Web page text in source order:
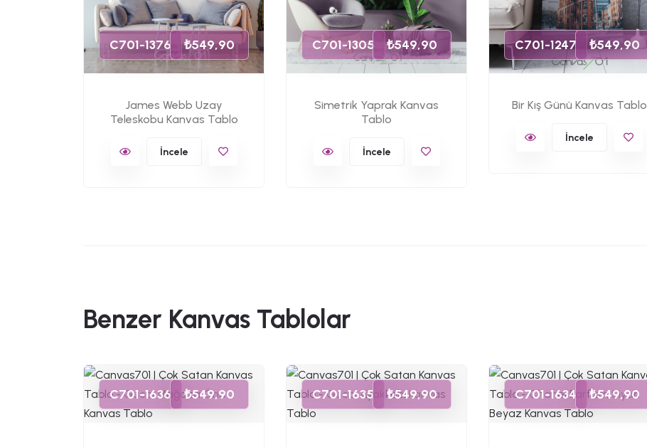
C701-1376 ₺549,90
James Webb Uzay
Teleskobu Kanvas Tablo
İncele
C701-1305 ₺549,90
Simetrik Yaprak Kanvas
Tablo
İncele
C701-1247 ₺549,90
Bir Kış Günü Kanvas Tablo
İncele
Benzer Kanvas Tablolar
C701-1636 ₺549,90 C701-1635 ₺549,90 C701-1634 ₺549,90